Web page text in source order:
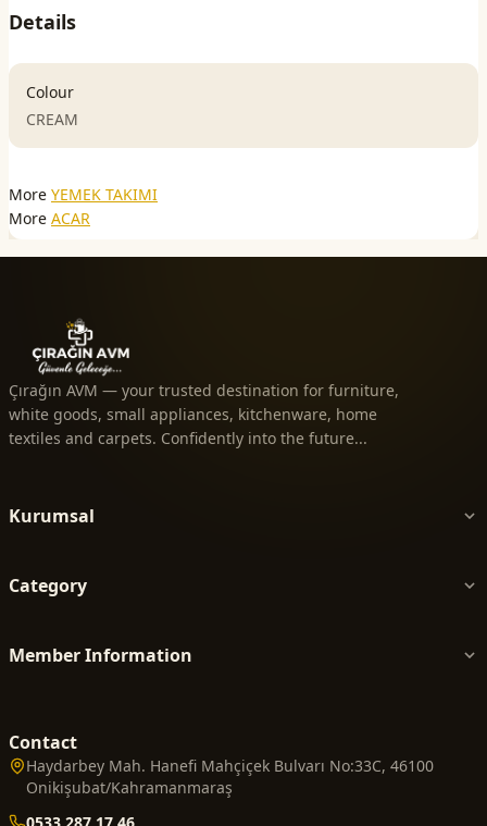
Details
Colour
CREAM
More YEMEK TAKIMI
More ACAR
Çırağın AVM — your trusted destination for furniture,
white goods, small appliances, kitchenware, home
textiles and carpets. Confidently into the future...
Kurumsal
Category
Member Information
Contact
Haydarbey Mah. Hanefi Mahçiçek Bulvarı No:33C, 46100
Onikişubat/Kahramanmaraş